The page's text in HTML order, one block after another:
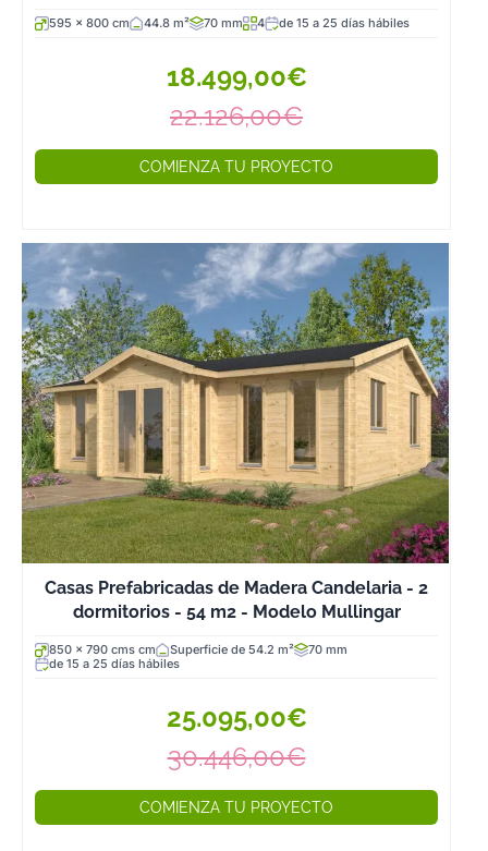
595 x 800 cm 44.8 m² 70 mm 4 de 15 a 25 días hábiles
18.499,00€
22.126,00€
COMIENZA TU PROYECTO
Casas Prefabricadas de Madera Candelaria - 2
dormitorios - 54 m2 - Modelo Mullingar
850 x 790 cms cm Superficie de 54.2 m²
70 mm
de 15 a 25 días hábiles
25.095,00€
30.446,00€
COMIENZA TU PROYECTO